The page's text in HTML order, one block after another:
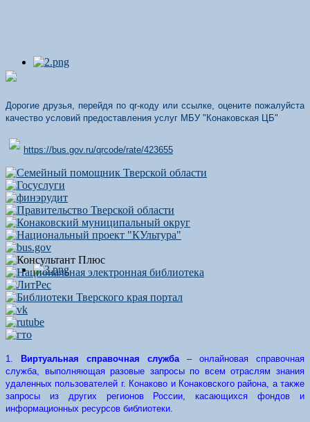
Дорогие друзья, перейдя по qr-коду или ссылке, оцените пожалуйста
качество условий предоставления услуг МБУ "Конаковская ЦБ"
https://bus.gov.ru/qrcode/rate/423655
1. Виртуальная справочная служба – онлайновая справочная
служба, выполняющая разовые запросы по всем отраслям знания
удаленных пользователей г. Конаково и Конаковского района, а также
запросы из других регионов России, касающихся фондов и
информационных ресурсов библиотеки.